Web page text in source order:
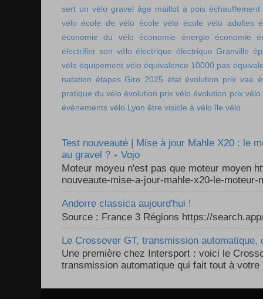
sert un vélo gravel âge maillot à pois
vélo école de vélo école vélo école vélo adultes
économie du vélo
économie énergie
économie
électrifier son vélo électrique électrique Granville
vélo équipement vélo équivalence 10000 pas
natation étapes Giro 2025 état évolution prix vae
pratique du vélo évolution prix vélo évolution prix
évènements vélo Lyon être visible à vélo île vélo
Test nouveauté | Mise à jour Mahle X20 : le
au gravel ? ⋆ Vojo
Moteur moyeu n'est pas que moteur moyen
nouveaute-mise-a-jour-mahle-x20-le-
Andorre classica aujourd'hui !
Source : France 3 Régions https://
Le Crossover GT, transmission automatique,
Une première chez Intersport : voici le
transmission automatique qui fait tout à